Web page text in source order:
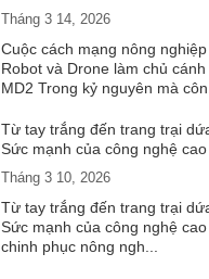
Tháng 3 14, 2026
Cuộc cách mạng nông
Robot và Drone làm chủ
MD2 Trong kỷ nguyên mà
Từ tay trắng đến trang trại
Sức mạnh của công nghệ cao
Tháng 3 10, 2026
Từ tay trắng đến trang trại
Sức mạnh của công nghệ
chinh phục nông ngh...